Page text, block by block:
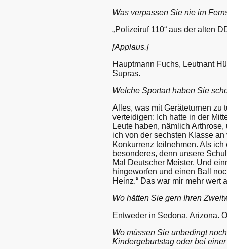
Was verpassen Sie nie im
„Polizeiruf 110“ aus der alten
[Applaus.]
Hauptmann Fuchs, Leutnant
Supras.
Welche Sportart haben Sie
Alles, was mit Geräteturnen zu
verteidigen: Ich hatte in der
Leute haben, nämlich
ich von der sechsten Klasse
Konkurrenz teilnehmen. Als
besonderes, denn unsere
Mal Deutscher Meister. Und
hingeworfen und einen Ball
Heinz.“ Das war mir mehr wert
Wo hätten Sie gern Ihren
Entweder in Sedona, Arizona.
Wo müssen Sie unbedingt
Kindergeburtstag oder bei